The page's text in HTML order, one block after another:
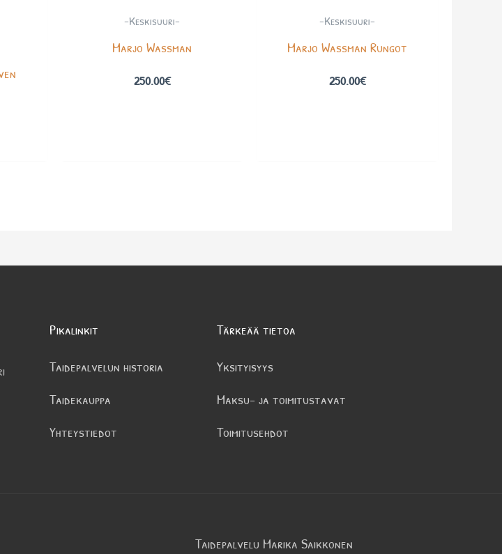
-Keskisuuri-
Marjo Wassman
250.00€
-Keskisuuri-
Marjo Wassman Rungot
250.00€
Pikalinkit
Taidepalvelun historia
Taidekauppa
Yhteystiedot
Tärkeää tietoa
Yksityisyys
Maksu- ja toimitustavat
Toimitusehdot
Taidepalvelu Marika Saikkonen